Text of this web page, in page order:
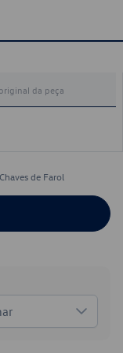
Chaves de Farol